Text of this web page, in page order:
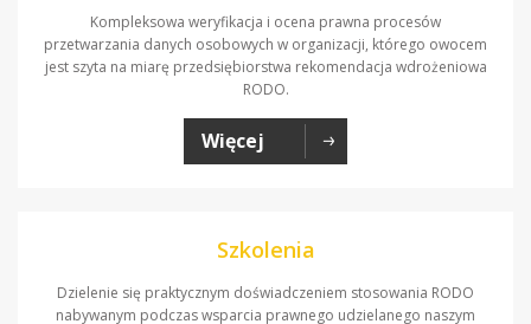
Kompleksowa weryfikacja i ocena prawna procesów
przetwarzania danych osobowych w organizacji, którego owocem
jest szyta na miarę przedsiębiorstwa rekomendacja wdrożeniowa
RODO.
Więcej
Szkolenia
Dzielenie się praktycznym doświadczeniem stosowania RODO
nabywanym podczas wsparcia prawnego udzielanego naszym